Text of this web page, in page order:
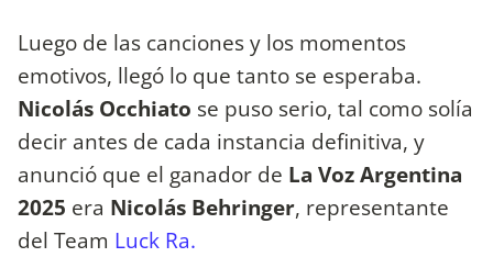
Luego de las canciones y los momentos
emotivos, llegó lo que tanto se esperaba.
Nicolás Occhiato se puso serio, tal como solía
decir antes de cada instancia definitiva, y
anunció que el ganador de La Voz Argentina
2025 era Nicolás Behringer, representante
del Team Luck Ra.